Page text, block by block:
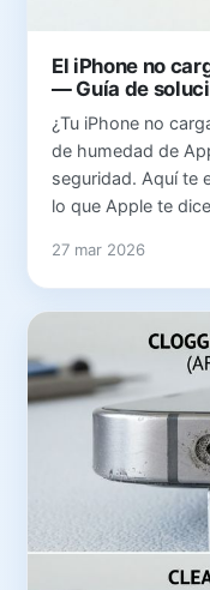
El iPhone no
— Guía de
¿Tu iPhone no
de humedad de
seguridad. Aquí te
lo que Apple te
27 mar 2026